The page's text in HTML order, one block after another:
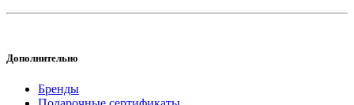
Дополнительно
Бренды